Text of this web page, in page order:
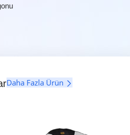
Daha Fazla Ürün